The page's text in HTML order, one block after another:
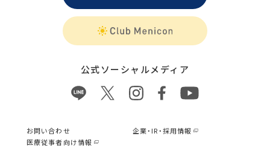
公式ソーシャルメディア
お問い合わせ
企業・IR・採用情報
医療従事者向け情報